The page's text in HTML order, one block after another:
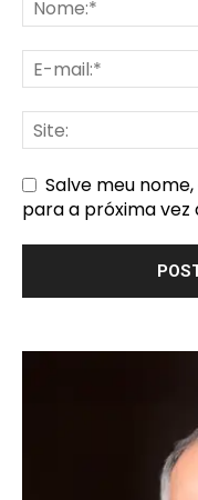
Salve meu
para a próxima vez